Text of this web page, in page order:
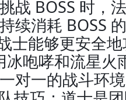
战 BOSS 时，
续消耗 BOSS
士能够更安全
冰咆哮和流星火
对一的战斗环